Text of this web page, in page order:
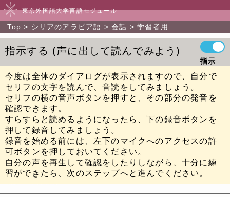
東京外国語大学言語モジュール
Top シリアのアラビア語 会話 学習者用
指示する 声に出して読んでみよう
指示
今度は全体のダイアログが表示されますので、自分で
セリフの文字を読んで、音読をしてみましょう。
セリフの横の音声ボタンを押すと、その部分の発音を
確認できます。
すらすらと読めるようになったら、下の録音ボタンを
押して録音してみましょう。
録音を始める前には、左下のマイクへのアクセスの許
可ボタンを押しておいてください。
自分の声を再生して確認をしたりしながら、十分に練
習ができたら、次のステップへと進んでください。